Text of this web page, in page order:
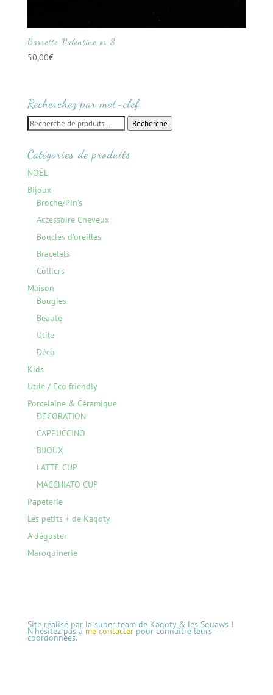
Barrette Valentine or S
50,00€
Recherchez par mot-clef
Recherche
pour :
Recherche
Catégories de produits
NOËL
Bijoux
Broche/Pin's
Accessoire Cheveux
Boucles d'oreilles
Bracelets
Colliers
Maison
Bougies
Beauté
Utile
Déco
Kids
Utile / Eco friendly
Porcelaine & Céramique
DECORATION
CAPPUCCINO
BIJOUX
LATTE CUP
MACCHIATO CUP
Papeterie
Les petits + de Kaqoty
A déguster
Maroquinerie
Site réalisé par la super team de Kaqoty & les Squaws !
N’hésitez pas à me contacterpour connaitre leurs
coordonnées.